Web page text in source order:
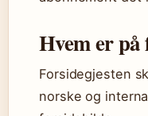
Hvem er på
Forsidegjesten
norske og